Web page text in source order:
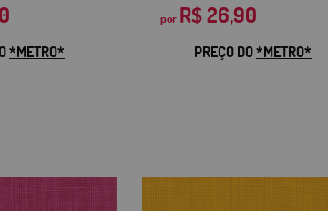
*METRO*
por R$ 26,90
PREÇO DO*METRO*